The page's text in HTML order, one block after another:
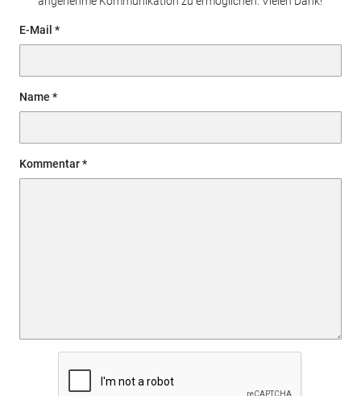
E-Mail
Name
Kommentar